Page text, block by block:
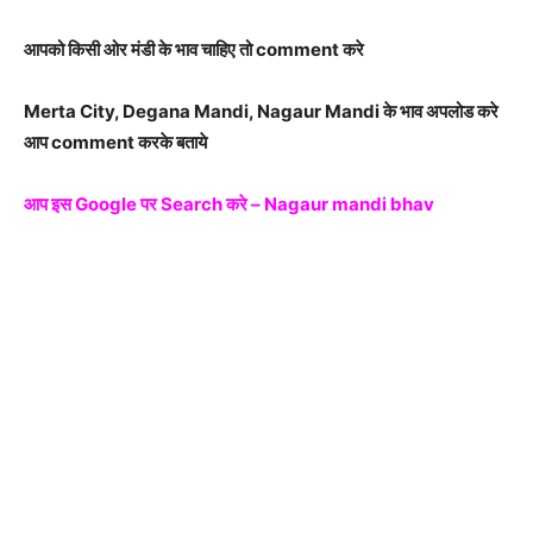
आपको किसी ओर मंडी के भाव चाहिए तो comment करे
Merta City, Degana Mandi, Nagaur Mandi के भाव अपलोड करे
आप comment करके बताये
आप इस Google पर Search करे – Nagaur mandi bhav